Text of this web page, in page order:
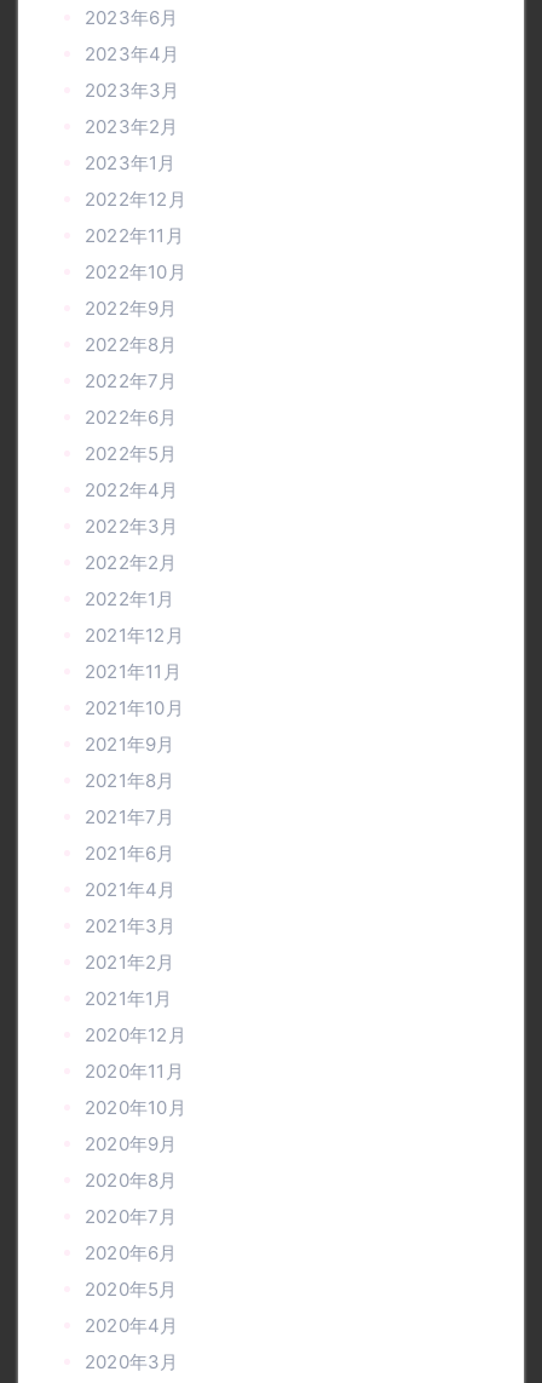
2023年6月
2023年4月
2023年3月
2023年2月
2023年1月
2022年12月
2022年11月
2022年10月
2022年9月
2022年8月
2022年7月
2022年6月
2022年5月
2022年4月
2022年3月
2022年2月
2022年1月
2021年12月
2021年11月
2021年10月
2021年9月
2021年8月
2021年7月
2021年6月
2021年4月
2021年3月
2021年2月
2021年1月
2020年12月
2020年11月
2020年10月
2020年9月
2020年8月
2020年7月
2020年6月
2020年5月
2020年4月
2020年3月